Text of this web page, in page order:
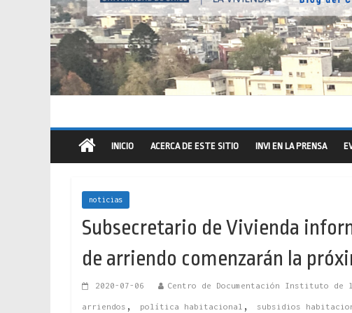
INICIO ACERCA DE ESTE SITIO INVI EN LA PRENSA
noticias
Subsecretario de Vivienda
de arriendo comenzarán la
2020-07-06 Centro de Documentación Instituto de
arriendos , política habitacional , subsidios